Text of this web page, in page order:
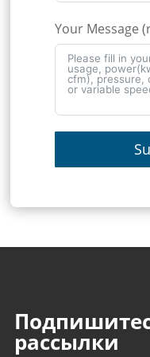
Your Message
рассылки